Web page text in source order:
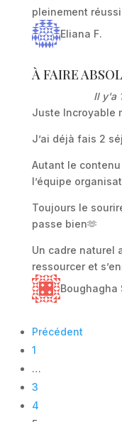
pleinement réussi
Eliana F.
À FAIRE
Il y'a
Juste Incroyable
J’ai déjà fais 2
Autant le
l’équipe
Toujours le
passe bien🫶
Un cadre naturel
ressourcer et
Boughagha
Navigation
Site
Reviews
Précédent
Page
1
…
Page
3
Page
4